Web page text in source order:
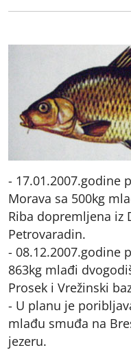
- 17.01.2007.godine
Morava sa 500kg
Riba dopremljena iz
Petrovaradin.
- 08.12.2007.godine
863kg mlađi
Prosek i Vrežinski
- U planu je
mlađu smuđa na
jezeru.